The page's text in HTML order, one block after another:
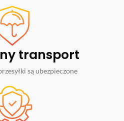
transport
są ubezpieczone